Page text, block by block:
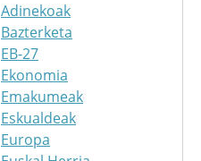
Adinekoak
Bazterketa
EB-27
Ekonomia
Emakumeak
Eskualdeak
Europa